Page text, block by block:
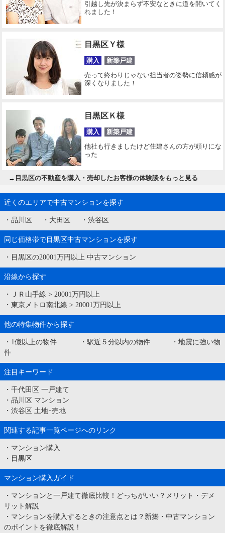
引越し先が決まらず不安なときに道を開いてく
れました！
目黒区Ｙ様
購入 新築戸建
売って終わりじゃない担当者の姿勢に信頼感が
深くなりました！
目黒区Ｋ様
購入 新築戸建
他社も行きましたけど住建さんの方が頼りにな
った
→ 目黒区の不動産を購入・売却したお客様の体験談をもっと見る
近くのエリアで中古マンションを探す
・ 品川区 ・ 大田区 ・ 渋谷区
同じ価格帯で目黒区中古マンションを探す
・ 目黒区の20001万円以上 中古マンション
沿線から探す
・ ＪＲ山手線 > 20001万円以上
・ 東京メトロ南北線 > 20001万円以上
他の特集物件から探す
・ 1億以上の物件 ・ 駅近５分以内の物件 ・ 地震に強い物
件
注目キーワード
・ 千代田区 一戸建て
・ 品川区 マンション
・ 渋谷区 土地･売地
関連する記事一覧ページへのリンク
・ マンション購入
・ 目黒区
マンション購入ガイド
・ マンションと一戸建て徹底比較！どっちがいい？メリット・デメ
リット解説
・ マンションを購入するときの注意点とは？新築・中古マンション
のポイントを徹底解説！